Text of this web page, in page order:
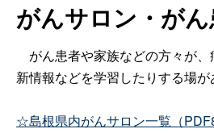
がんサロン・が
がん患者や家族などの方々が
新情報などを学習したりする場
☆島根県内がんサロン一覧（